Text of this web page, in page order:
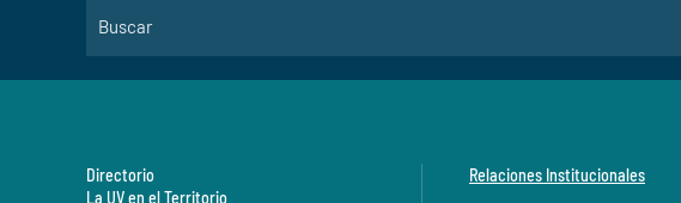
Directorio
La UV en el Territorio
Relaciones Institucionales